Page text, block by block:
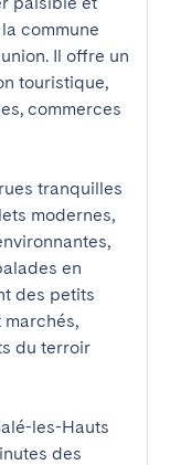
commune
Il offre un
touristique,
commerces
tranquilles
modernes,
en
des petits
du terroir
les-Hauts
des